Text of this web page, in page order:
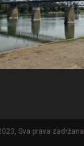
Sva prava zadržana